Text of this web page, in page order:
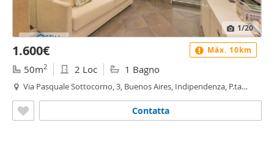
1/20
1.600€
50m2 2 Loc 1 Bagno
Via Pasquale Sottocorno, 3, Buenos Aires, Indipendenza, P.ta
Contatta
Máx. 10km